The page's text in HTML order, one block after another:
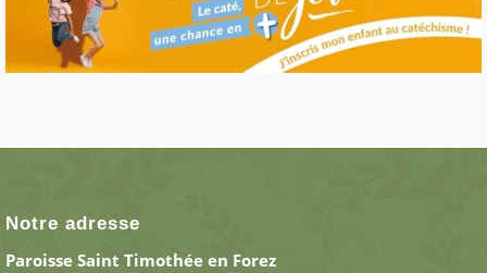
Notre adresse
Paroisse Saint Timothée en Forez